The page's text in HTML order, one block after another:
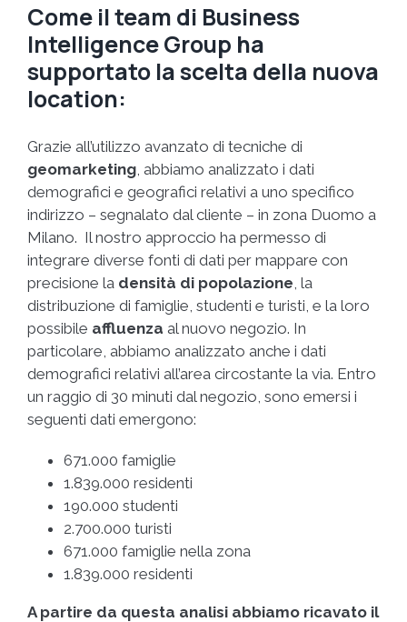
Come il team di Business
Intelligence Group ha
supportato la scelta della nuova
location:
Grazie all’utilizzo avanzato di tecniche di
geomarketing, abbiamo analizzato i dati
demografici e geografici relativi a uno specifico
indirizzo – segnalato dal cliente – in zona Duomo a
Milano. Il nostro approccio ha permesso di
integrare diverse fonti di dati per mappare con
precisione la densità di popolazione, la
distribuzione di famiglie, studenti e turisti, e la loro
possibile affluenza al nuovo negozio. In
particolare, abbiamo analizzato anche i dati
demografici relativi all’area circostante la via. Entro
un raggio di 30 minuti dal negozio, sono emersi i
seguenti dati emergono:
671.000 famiglie
1.839.000 residenti
190.000 studenti
2.700.000 turisti
671.000 famiglie nella zona
1.839.000 residenti
A partire da questa analisi abbiamo ricavato il